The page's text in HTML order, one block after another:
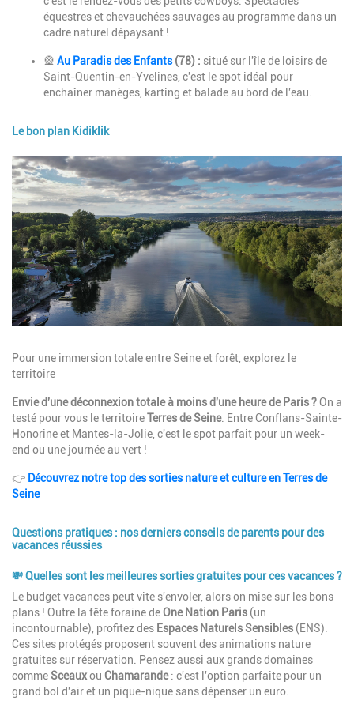
équestres et chevauchées sauvages au programme dans un
cadre naturel dépaysant !
🎡 Au Paradis des Enfants(78) : situé sur l'île de loisirs de
Saint-Quentin-en-Yvelines, c'est le spot idéal pour
enchaîner manèges, karting et balade au bord de l'eau.
Le bon plan Kidiklik
Image
Description
Pour une immersion totale entre Seine et forêt, explorez le
territoire
Envie d'une déconnexion totale à moins d'une heure de Paris ?On a
testé pour vous le territoireTerres de Seine. Entre Conflans-Sainte-
Honorine et Mantes-la-Jolie, c'est le spot parfait pour un week-
end ou une journée au vert !
👉 Découvrez notre top des sorties nature et culture en Terres de
Seine
Questions pratiques : nos derniers conseils de parents pour des
vacances réussies
Description
💸 Quelles sont les meilleures sorties gratuites pour ces vacances ?
Le budget vacances peut vite s'envoler, alors on mise sur les bons
plans ! Outre la fête foraine deOne Nation Paris (un
incontournable), profitez des Espaces Naturels Sensibles (ENS).
Ces sites protégés proposent souvent des animations nature
gratuites sur réservation. Pensez aussi aux grands domaines
comme Sceauxou Chamarande: c'est l'option parfaite pour un
grand bol d'air et un pique-nique sans dépenser un euro.